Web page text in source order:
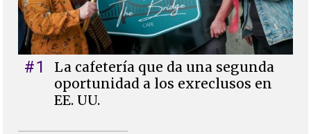
#1
La cafetería que da una segunda
oportunidad a los exreclusos en
EE. UU.